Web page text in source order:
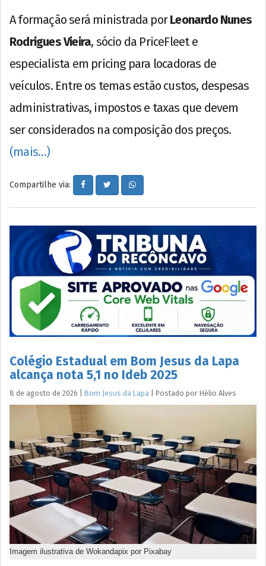
A formação será ministrada porLeonardo Nunes
Rodrigues Vieira, sócio da PriceFleet e
especialista em pricing para locadoras de
veículos. Entre os temas estão custos, despesas
administrativas, impostos e taxas que devem
ser considerados na composição dos preços.
(mais…)
Compartilhe via:
Colégio Estadual em Bom Jesus da Lapa
alcança nota 5,1 no Ideb 2025
8 de agosto de 2026 Bom Jesus da Lapa Postado por Hélio Alves
Imagem ilustrativa de Wokandapix por Pixabay